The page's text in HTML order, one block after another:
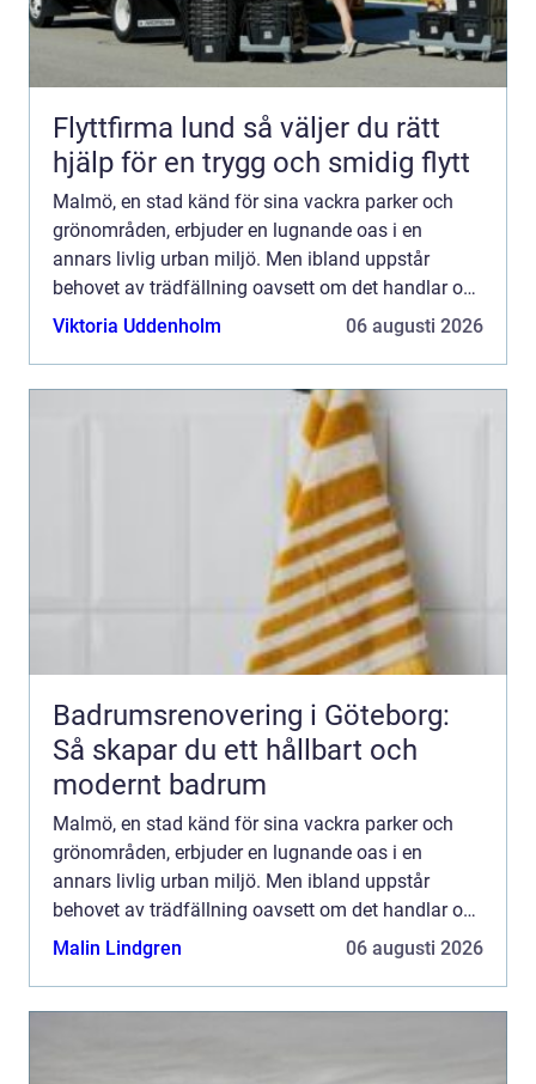
Flyttfirma lund så väljer du rätt
hjälp för en trygg och smidig flytt
Malmö, en stad känd för sina vackra parker och
grönområden, erbjuder en lugnande oas i en
annars livlig urban miljö. Men ibland uppstår
behovet av trädfällning oavsett om det handlar om
farliga träd...
Viktoria Uddenholm 06 augusti 2026
Badrumsrenovering i Göteborg:
Så skapar du ett hållbart och
modernt badrum
Malmö, en stad känd för sina vackra parker och
grönområden, erbjuder en lugnande oas i en
annars livlig urban miljö. Men ibland uppstår
behovet av trädfällning oavsett om det handlar om
farliga träd...
Malin Lindgren 06 augusti 2026